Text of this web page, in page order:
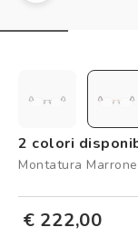
Controllo visivo
2 colori
Montatura
€ 222,00